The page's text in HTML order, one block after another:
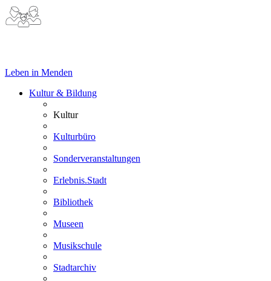
Leben in Menden
Kultur & Bildung
Kultur
Kulturbüro
Sonderveranstaltungen
Erlebnis.Stadt
Bibliothek
Museen
Musikschule
Stadtarchiv